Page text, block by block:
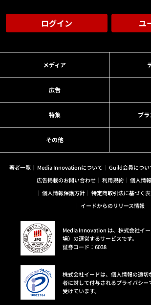
ログイン ユ
メディア
広告
特集 ブ
その他
著者一覧 Media Innovationについて Guild会員につい
広告掲載のお問い合わせ
利用規約
個人情
個人情報保護方針
特定商取引法に基づく
イードからのリリース情報
Media Innovation は、株式会社イ
場）の運営するサービスです。
証券コード：6038
株式会社イードは、個人情報の適切
者に対して付与されるプライバシー
受けています。